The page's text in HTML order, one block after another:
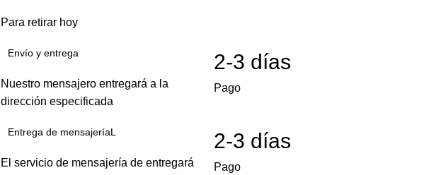
Para retirar hoy
Envío y entrega
Nuestro mensajero entregará a la
dirección especificada
2-3 días
Pago
Entrega de mensajeríaL
El servicio de mensajería de entregará
2-3 días
Pago